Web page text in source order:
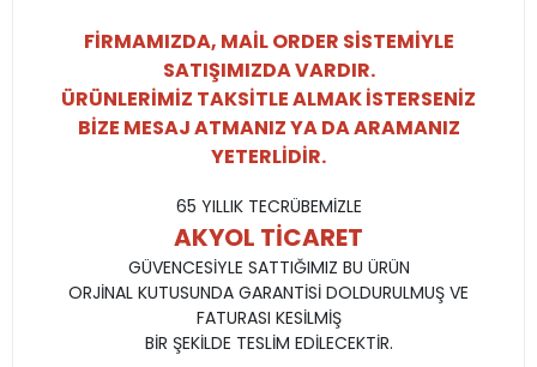
FİRMAMIZDA, MAİL ORDER SİSTEMİYLE
SATIŞIMIZDA VARDIR.
ÜRÜNLERİMİZ TAKSİTLE ALMAK İSTERSENİZ
BİZE MESAJ ATMANIZ YA DA ARAMANIZ
YETERLİDİR.
65 YILLIK TECRÜBEMİZLE
AKYOL TİCARET
GÜVENCESİYLE SATTIĞIMIZ BU ÜRÜN
ORJİNAL KUTUSUNDA GARANTİSİ DOLDURULMUŞ VE
FATURASI KESİLMİŞ
BİR ŞEKİLDE TESLİM EDİLECEKTİR.